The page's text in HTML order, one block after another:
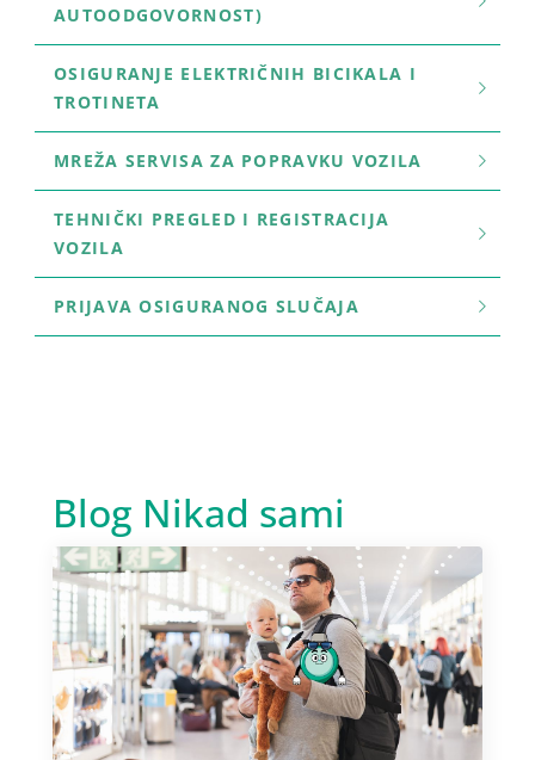
AUTOODGOVORNOST)
OSIGURANJE ELEKTRIČNIH BICIKALA I
TROTINETA
MREŽA SERVISA ZA POPRAVKU VOZILA
TEHNIČKI PREGLED I REGISTRACIJA
VOZILA
PRIJAVA OSIGURANOG SLUČAJA
Blog Nikad sami